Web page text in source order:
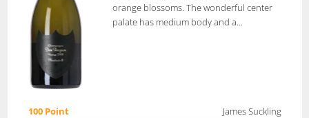
orange blossoms. The wonderful center
palate has medium body and a...
100 Point
James Suckling